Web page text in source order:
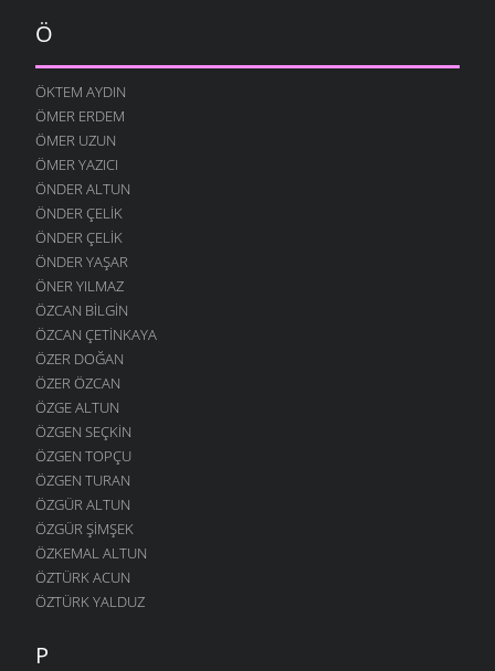
Ö
ÖKTEM AYDIN
ÖMER ERDEM
ÖMER UZUN
ÖMER YAZICI
ÖNDER ALTUN
ÖNDER ÇELIK
ÖNDER ÇELIK
ÖNDER YAŞAR
ÖNER YILMAZ
ÖZCAN BILGIN
ÖZCAN ÇETINKAYA
ÖZER DOĞAN
ÖZER ÖZCAN
ÖZGE ALTUN
ÖZGEN SEÇKIN
ÖZGEN TOPÇU
ÖZGEN TURAN
ÖZGÜR ALTUN
ÖZGÜR ŞIMŞEK
ÖZKEMAL ALTUN
ÖZTÜRK ACUN
ÖZTÜRK YALDUZ
P